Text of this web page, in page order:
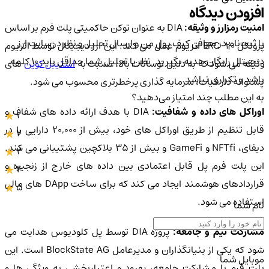
امنیت رمزارز و وثیقه:
DIA به عنوان توکن حاکمیتی پلت فرم بر اساس
پروتکل ERC-20 اتریوم عمل می کند. این ارز دیجیتال توسط اتریوم
وثیقه می شود که به دلیل نوسانات بالا، نسبت بهاستیبل کوینهای
پشتوانه دار فیات، سرمایه گذاری پرخطرتری محسوب می شود.
اوراکل های داده و شفافیت:
DIA با هدف ارائه داده های شفاف و
قابل تنظیم از طریق اوراکل های خود، بیش از ۲۰,۰۰۰ دارایی را در
دیفای، NFTfi و GameFi و بیش از ۳۵ بلاکچین پشتیبانی می کند.
این پلت فرم پل قابل اعتمادی بین داده های خارج از زنجیره و
قراردادهای هوشمند ایجاد می کند که برای ساخت DApp های مالی
استفاده می شود.
مشارکت تیم و جامعه:
پروژه DIA توسط پل کلودیوس هدایت می
شود که یکی از بنیانگذاران و مدیرعامل BlockState AG است. این
افزودن دیدگاه
با ثبت‌نام در صرافی کیف پول من و ارسال تحلیل و نظر در سایت ارز
دیجیتال رایگان هدیه بگیرید. نظر یا تحلیل شما حداقل باید ۱۰ کلمه
باشد و تکراری نباشد.
به این مطلب چند امتیاز می‌دهید؟
1
2
3
4
5
نام شما
موبایل شما